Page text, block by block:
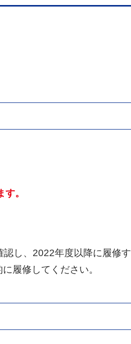
。
し、2022年度以降に履修す
履修してください。